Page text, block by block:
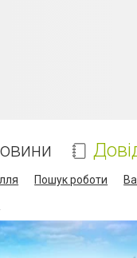
Пошук роботи